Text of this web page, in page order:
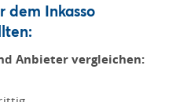
dem Inkasso
Anbieter vergleichen: